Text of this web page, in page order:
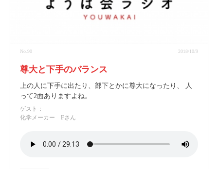
No.90 2018/10/9
尊大と下手のバランス
上の人に下手に出たり、部下とかに尊大になったり、 人
って2面ありますよね。
ゲスト：
化学メーカー Fさん